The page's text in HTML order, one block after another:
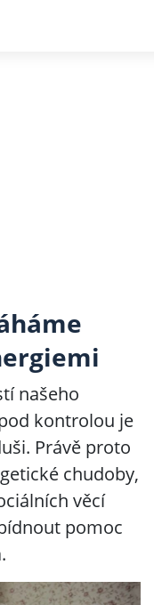
našeho
kontrolou je
Právě proto
chudoby,
věcí
pomoc